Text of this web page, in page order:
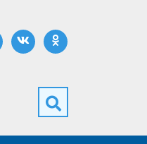
сайта
ВКонтактеОдноклассники